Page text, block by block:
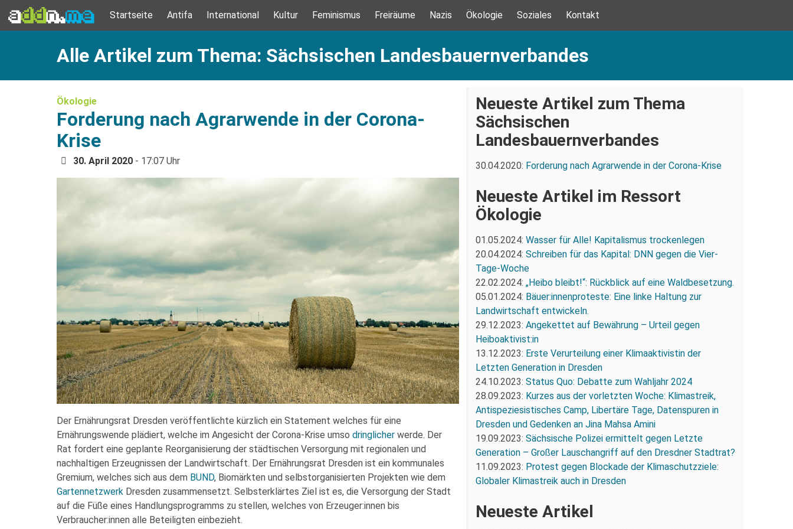
Startseite Antifa International Kultur Feminismus Freiräume Nazis Ökologie Soziales Kontakt
Alle Artikel zum Thema: Sächsischen Landesbauernverbandes
Ökologie
Forderung nach Agrarwende in der Corona-
Krise
30. April 2020 - 17:07 Uhr
Der Ernährungsrat Dresden veröffentlichte kürzlich ein Statement welches für eine
Ernährungswende plädiert, welche im Angesicht der Corona-Krise umso dringlicher werde. Der
Rat fordert eine geplante Reorganisierung der städtischen Versorgung mit regionalen und
nachhaltigen Erzeugnissen der Landwirtschaft. Der Ernährungsrat Dresden ist ein kommunales
Gremium, welches sich aus dem BUND, Biomärkten und selbstorganisierten Projekten wie dem
Gartennetzwerk Dresden zusammensetzt. Selbsterklärtes Ziel ist es, die Versorgung der Stadt
auf die Füße eines Handlungsprogramms zu stellen, welches von Erzeuger:innen bis
Verbraucher:innen alle Beteiligten einbezieht.
Neueste Artikel zum Thema
Sächsischen
Landesbauernverbandes
30.04.2020: Forderung nach Agrarwende in der Corona-Krise
Neueste Artikel im Ressort
Ökologie
01.05.2024: Wasser für Alle! Kapitalismus trockenlegen
20.04.2024: Schreiben für das Kapital: DNN gegen die Vier-
Tage-Woche
22.02.2024: „Heibo bleibt!“: Rückblick auf eine Waldbesetzung.
05.01.2024: Bäuer:innenproteste: Eine linke Haltung zur
Landwirtschaft entwickeln.
29.12.2023: Angekettet auf Bewährung – Urteil gegen
Heiboaktivist:in
13.12.2023: Erste Verurteilung einer Klimaaktivistin der
Letzten Generation in Dresden
24.10.2023: Status Quo: Debatte zum Wahljahr 2024
28.09.2023: Kurzes aus der vorletzten Woche: Klimastreik,
Antispeziesistisches Camp, Libertäre Tage, Datenspuren in
Dresden und Gedenken an Jina Mahsa Amini
19.09.2023: Sächsische Polizei ermittelt gegen Letzte
Generation – Großer Lauschangriff auf den Dresdner Stadtrat?
11.09.2023: Protest gegen Blockade der Klimaschutzziele:
Globaler Klimastreik auch in Dresden
Neueste Artikel